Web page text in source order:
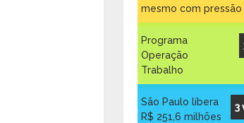
mesmo com
Programa
Operação
Trabalho
3
São Paulo libera
R$ 251,6 milhões